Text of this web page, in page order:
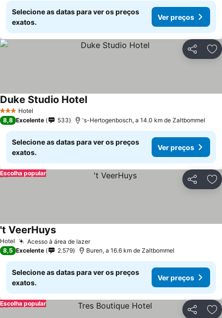
Selecione as datas para ver os preços
exatos.
Ver preços
Partilhar
3 EstrelasHotel
Duke Studio Hotel
8,8 Excelente 533 's-Hertogenbosch, a 14.0 km de Zaltbommel
Selecione as datas para ver os preços
exatos.
Ver preços
Partilhar
Escolha popular
Hotel Acesso à área de lazer
't VeerHuys
8,5 Excelente 2.579 Buren, a 16.6 km de Zaltbommel
Selecione as datas para ver os preços
exatos.
Ver preços
Partilhar
Escolha popular